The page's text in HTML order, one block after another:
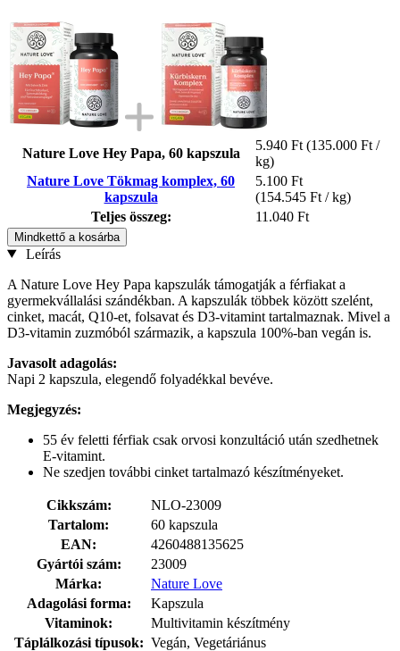
Nature Love Hey Papa, 60 kapszula
5.940 Ft (135.000 Ft /
kg)
Nature Love Tökmag komplex, 60
kapszula
5.100 Ft
(154.545 Ft / kg)
Teljes összeg:
11.040 Ft
Mindkettő a kosárba
Leírás
A Nature Love Hey Papa kapszulák támogatják a férfiakat a
gyermekvállalási szándékban. A kapszulák többek között szelént,
cinket, macát, Q10-et, folsavat és D3-vitamint tartalmaznak. Mivel a
D3-vitamin zuzmóból származik, a kapszula 100%-ban vegán is.
Javasolt adagolás:
Napi 2 kapszula, elegendő folyadékkal bevéve.
Megjegyzés:
55 év feletti férfiak csak orvosi konzultáció után szedhetnek
E-vitamint.
Ne szedjen további cinket tartalmazó készítményeket.
Cikkszám:
NLO-23009
Tartalom:
60 kapszula
EAN:
4260488135625
Gyártói szám:
23009
Márka:
Nature Love
Adagolási forma:
Kapszula
Vitaminok:
Multivitamin készítmény
Táplálkozási típusok: Vegán, Vegetáriánus